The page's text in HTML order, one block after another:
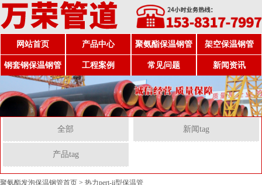
网站首页 产品中心 聚氨酯保温钢管 架空保温钢管
钢套钢保温钢管 工程案例 常见问题 新闻资讯
全部 新闻tag
产品tag
聚氨酯发泡保温钢管首页 > 热力pert-ii型保温管